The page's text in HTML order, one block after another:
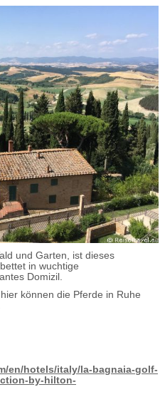
und Garten, ist dieses
in wuchtige
Domizil.
können die Pferde in Ruhe
en/hotels/italy/la-bagnaia-golf-
by-hilton-